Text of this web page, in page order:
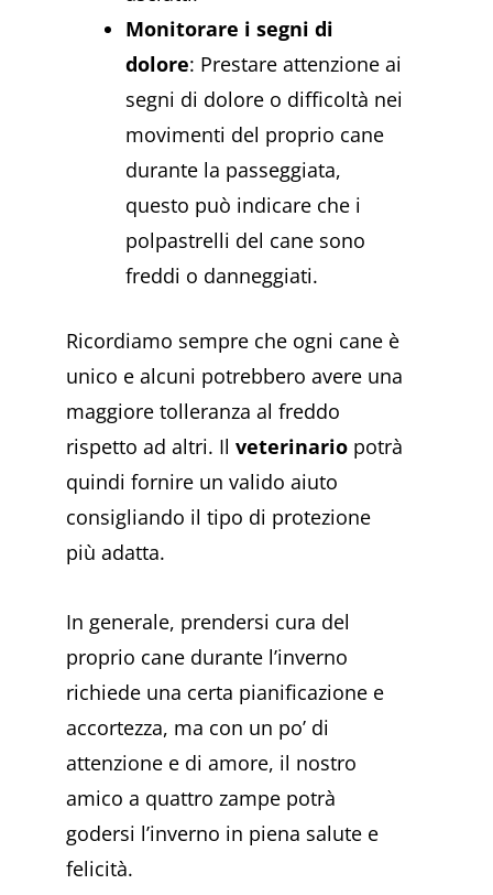
Monitorare i segni di
dolore: Prestare attenzione ai
segni di dolore o difficoltà nei
movimenti del proprio cane
durante la passeggiata,
questo può indicare che i
polpastrelli del cane sono
freddi o danneggiati.
Ricordiamo sempre che ogni cane è
unico e alcuni potrebbero avere una
maggiore tolleranza al freddo
rispetto ad altri. Il veterinario potrà
quindi fornire un valido aiuto
consigliando il tipo di protezione
più adatta.
In generale, prendersi cura del
proprio cane durante l’inverno
richiede una certa pianificazione e
accortezza, ma con un po’ di
attenzione e di amore, il nostro
amico a quattro zampe potrà
godersi l’inverno in piena salute e
felicità.